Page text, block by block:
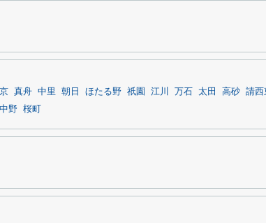
真舟 中里 朝日 ほたる野 祇園 江川 万石 太田 高砂 請西
中野 桜町